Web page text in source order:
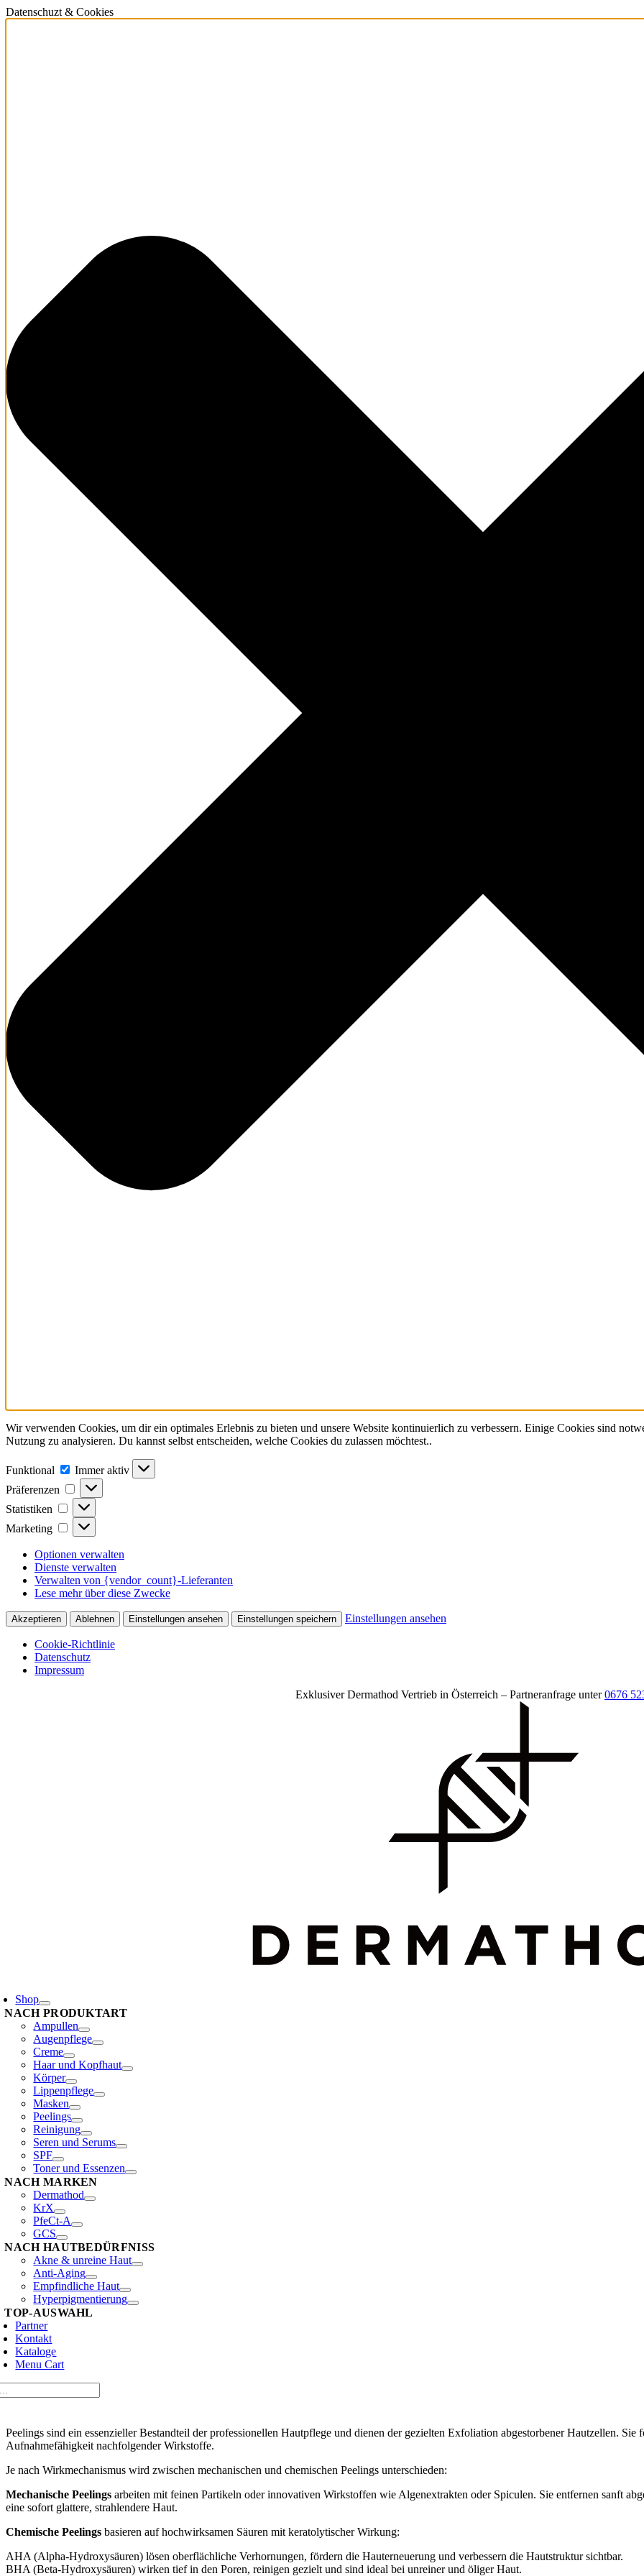
Datenschuzt & Cookies
Wir verwenden Cookies, um dir ein optimales Erlebnis zu bieten und unsere Website kontinuierlich zu verbessern. Einige Cookies sind
Nutzung zu analysieren. Du kannst selbst entscheiden, welche Cookies du zulassen möchtest..
Funktional Funktional
Immer aktiv
Präferenzen
Präferenzen
Statistiken Statistiken
Marketing Marketing
Optionen verwalten
Dienste verwalten
Verwalten von {vendor_count}-Lieferanten
Lese mehr über diese Zwecke
Akzeptieren Ablehnen Einstellungen ansehen Einstellungen speichern Einstellungen ansehen
Cookie-Richtlinie
Datenschutz
Impressum
Exklusiver Dermathod Vertrieb in Österreich – Partneranfrage unter0676
Shop
NACH PRODUKTART
Ampullen
Augenpflege
Creme
Haar und Kopfhaut
Körper
Lippenpflege
Masken
Peelings
Reinigung
Seren und Serums
SPF
Toner und Essenzen
NACH MARKEN
Dermathod
KrX
PfeCt-A
GCS
NACH HAUTBEDÜRFNISS
Akne & unreine Haut
Anti-Aging
Empfindliche Haut
Hyperpigmentierung
TOP-AUSWAHL
Partner
Kontakt
Kataloge
Menu Cart
Peelings sind ein essenzieller Bestandteil der professionellen Hautpflege und dienen der gezielten Exfoliation abgestorbener Hautzellen.
Aufnahmefähigkeit nachfolgender Wirkstoffe.
Je nach Wirkmechanismus wird zwischen mechanischen und chemischen Peelings unterschieden:
Mechanische Peelings arbeiten mit feinen Partikeln oder innovativen Wirkstoffen wie Algenextrakten oder Spiculen. Sie entfernen sanft
eine sofort glattere, strahlendere Haut.
Chemische Peelings basieren auf hochwirksamen Säuren mit keratolytischer Wirkung:
AHA (Alpha-Hydroxysäuren) lösen oberflächliche Verhornungen, fördern die Hauterneuerung und verbessern die Hautstruktur sichtbar.
BHA (Beta-Hydroxysäuren) wirken tief in den Poren, reinigen gezielt und sind ideal bei unreiner und öliger Haut.